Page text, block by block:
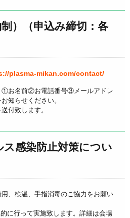
）（申込み締切：各
plasma-mikan.com/contact/
①お名前②お電話番号③メールアドレ
知らせください。
付致します。
感染防止対策につい
、検温、手指消毒のご協力をお願い
に行って実施致します。詳細は会場